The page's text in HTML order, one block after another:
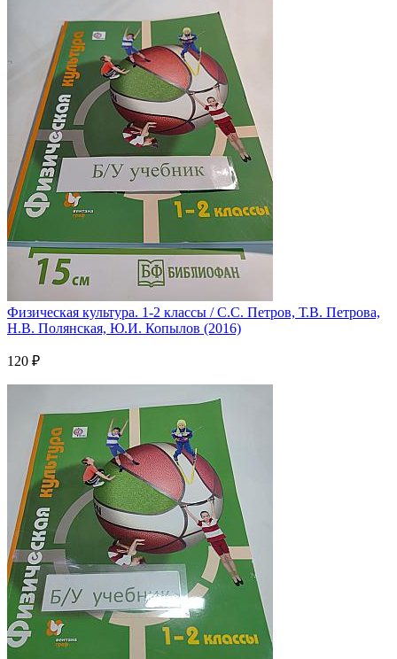
Физическая культура. 1-2 классы / С.С. Петров, Т.В. Петрова,
Н.В. Полянская, Ю.И. Копылов (2016)
120 ₽